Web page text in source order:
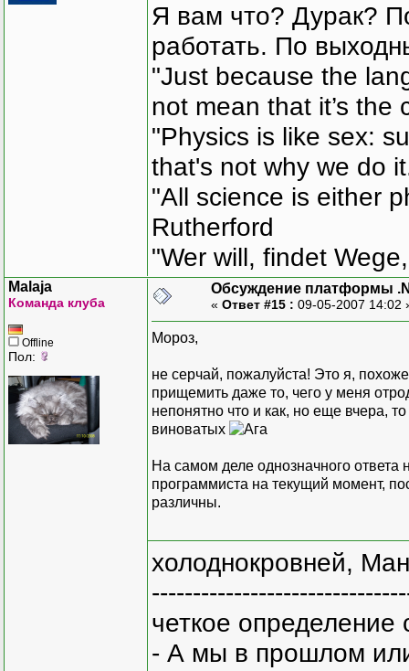
Я вам что? Дурак?
работать. По
"Just because the
not mean that it’s the
"Physics is like sex:
that's not why we do
"All science is either
Rutherford
"Wer will, findet
Malaja
Команда клуба
Offline
Пол:
Обсуждение платформы
« Ответ #15 : 09-05-2007 14:02
Мороз,
не серчай, пожалуйста! Это я,
прищемить даже то, чего у меня
непонятно что и как, но еще вчера,
виноватых
На самом деле однозначного ответа
программиста на текущий момент,
различны.
холоднокровней,
четкое
- А мы в прошлом